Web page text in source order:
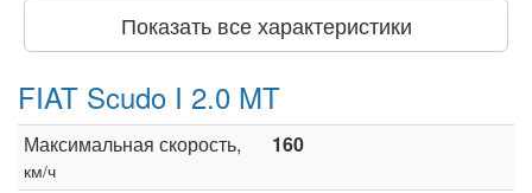
Показать все характеристики
FIAT Scudo I 2.0 MT
Максимальная скорость,
км/ч
160